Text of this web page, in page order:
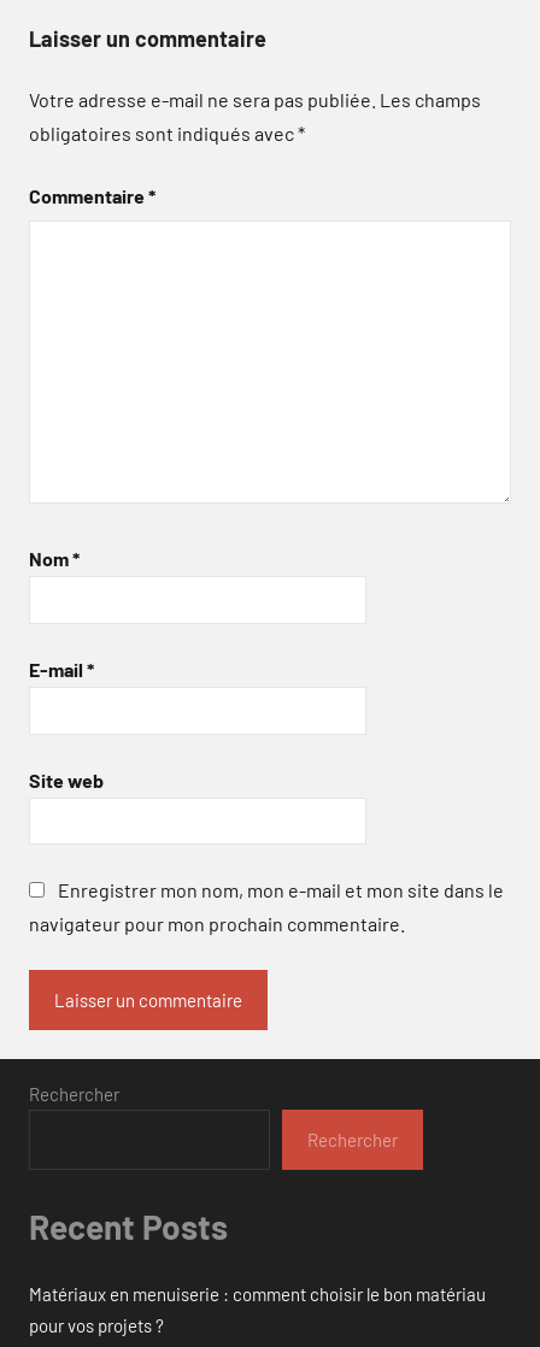
Laisser un commentaire
Votre adresse e-mail ne sera pas publiée. Les champs
obligatoires sont indiqués avec*
Commentaire*
Nom*
E-mail *
Site web
Enregistrer mon nom, mon e-mail et mon site dans le
navigateur pour mon prochain commentaire.
Rechercher
Rechercher
Recent Posts
Matériaux en menuiserie : comment choisir le bon matériau
pour vos projets ?